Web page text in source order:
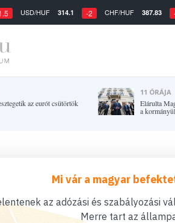
USD/HUF 314.1 -2 CHF/HUF 387.83
az eurót csütörtök
11 ÓRÁJA
Elárulta
a
Mi vár a magyar
az adózási és szabályozási
Merre tart az